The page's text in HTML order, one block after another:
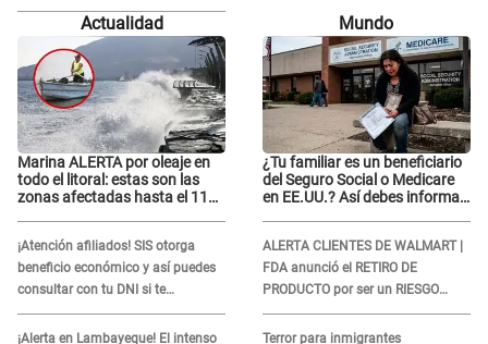
corresponde
Actualidad
Marina ALERTA por oleaje en
todo el litoral: estas son las
zonas afectadas hasta el 11
¡Atención afiliados! SIS otorga
beneficio económico y así puedes
consultar con tu DNI si te
corresponde
¡Alerta en Lambayeque! El intenso
Mundo
¿Tu familiar es un beneficiario
del Seguro Social o Medicare
en EE.UU.? Así debes informar
ALERTA CLIENTES DE WALMART |
FDA anunció el RETIRO DE
PRODUCTO por ser un RIESGO
MORTAL para consumidores: ¿Cuál
es?
Terror para inmigrantes